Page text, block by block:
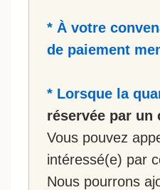
* À votre
de paiement
* Lorsque la
réservée par un
Vous pouvez
intéressé(e) par
Nous pourrons